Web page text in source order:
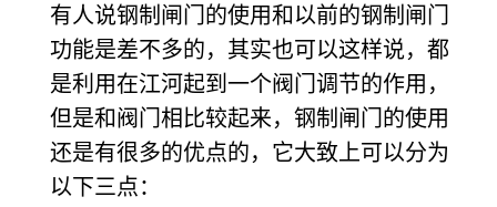
有人说钢制闸门的使用和以前的钢制闸门
功能是差不多的，其实也可以这样说，都
是利用在江河起到一个阀门调节的作用，
但是和阀门相比较起来，钢制闸门的使用
还是有很多的优点的，它大致上可以分为
以下三点：